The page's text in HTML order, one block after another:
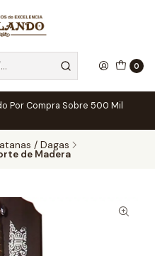
0
Por Compra Sobre 500 Mil
/ Dagas
de Madera